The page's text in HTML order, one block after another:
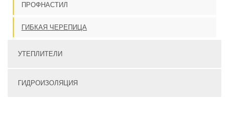
ПРОФНАСТИЛ
ГИБКАЯ ЧЕРЕПИЦА
УТЕПЛИТЕЛИ
ГИДРОИЗОЛЯЦИЯ